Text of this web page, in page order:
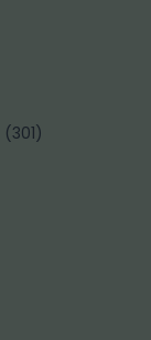
(301)